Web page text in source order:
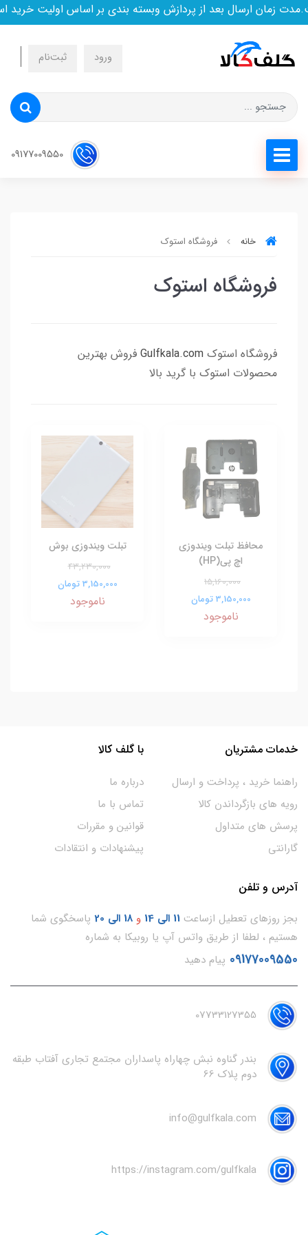
زمان ارسال بعد از پردازش وبسته بندی بر اساس اولیت خرید
ورود ثبت‌نام
خانه فروشگاه استوک
فروشگاه استوک
فروشگاه استوک Gulfkala.com فروش بهترین
محصولات استوک با گرید بالا
محافظ تبلت ویندوزی
اچ پی(HP)
15,160,000
3,150,000 تومان
ناموجود
تبلت ویندوزی بوش
43,230,000
3,150,000 تومان
ناموجود
خدمات مشتریان
راهنما خرید ، پرداخت و ارسال
رویه های بازگرداندن کالا
پرسش های متداول
گارانتی
با گلف کالا
درباره ما
تماس با ما
قوانین و مقررات
پیشنهادات و انتقادات
آدرس و تلفن
بجز روزهای تعطیل ازساعت 11 الی 14 و 18 الی 20
پاسخگوی شما
هستیم ، لطفا از طریق واتس آپ یا روبیکا به شماره
09177009550 پیام دهید
07733127355
بندر گناوه نبش چهاراه پاسداران مجتمع تجاری آفتاب طبقه
دوم پلاک 66
info@gulfkala.com
https://instagram.com/gulfkala